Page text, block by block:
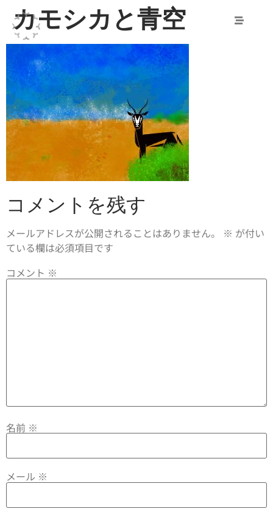
カモシカと青空
コメントを残す
メールアドレスが公開されることはありません。 ※ が付い
ている欄は必須項目です
コメント ※
名前 ※
メール ※